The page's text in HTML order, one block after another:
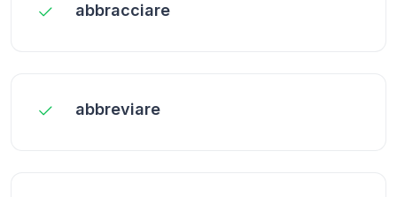
abbracciare
abbreviare